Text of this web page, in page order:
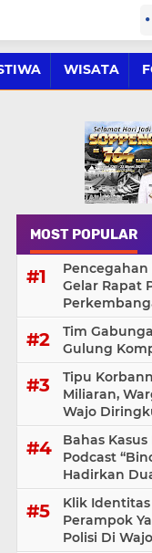
WISATA
MOST POPULAR
Gelar Rapat
Tim
Gulung
Tipu
Miliaran,
Wajo
Bahas
Podcast
Hadirkan
Klik
Perampok
Polisi Di Wajo